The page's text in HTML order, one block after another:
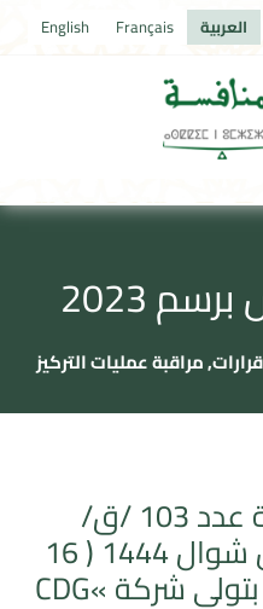
العربية Français
English
2023
,مراقبة عمليات التركيز
قرار لمجلس المنافسة عدد 103 /ق/
2023 صادر في 25 من شوال 1444 ( 16
ماي 2023 ) المتعلق بتولي شركة »CDG